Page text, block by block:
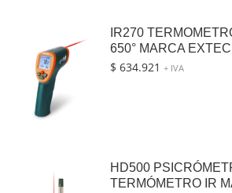
IR270
650° MARCA
$ 634.921 + IVA
HD500
TERMÓMETRO IR